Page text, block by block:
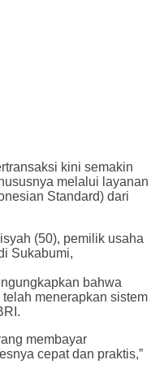
kini semakin
melalui layanan
Standard) dari
(50), pemilik usaha
Sukabumi,
bahwa
menerapkan sistem
membayar
cepat dan praktis,”